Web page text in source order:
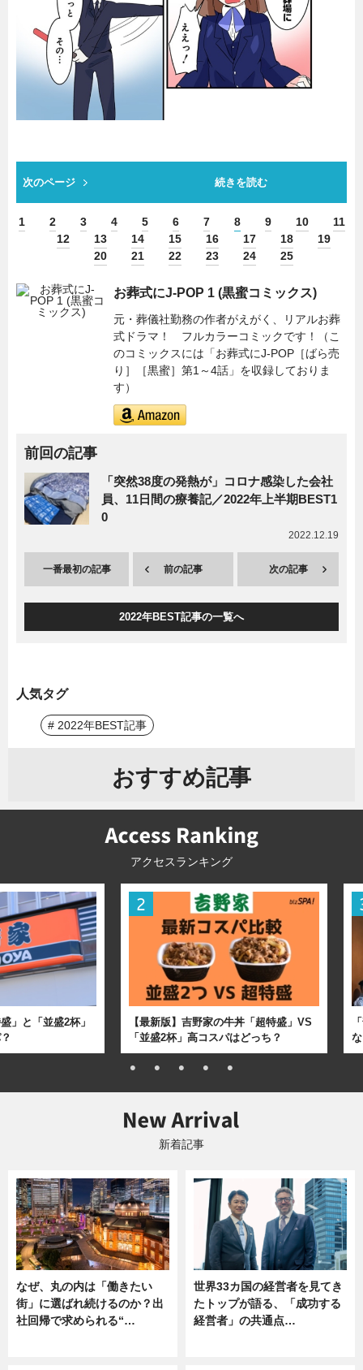
次のページ 続きを読む
1 2 3 4 5 6 7 8 9 10
11
12
13 14 15 16 17 18
19
20
21 22 23 24 25
お葬式にJ-POP 1 (黒蜜コミックス)
元・葬儀社勤務の作者がえがく、リアルお葬
式ドラマ！ フルカラーコミックです！（こ
のコミックスには「お葬式にJ-POP［ばら売
り］［黒蜜］第1～4話」を収録しておりま
す）
前回の記事
「突然38度の発熱が」コロナ感染した会社
員、11日間の療養記／2022年上半期BEST1
0
2022.12.19
一番最初の記事 前の記事 次の記事
2022年BEST記事の一覧へ
人気タグ
# 2022年BEST記事
おすすめ記事
アクセスランキング
」と「並盛2杯」
【最新版】吉野家の牛丼「超特盛」VS
「並盛2杯」高コスパはどっち？
新着記事
なぜ、丸の内は「働きたい
街」に選ばれ続けるのか？出
社回帰で求められる“…
世界33カ国の経営者を見てき
たトップが語る、「成功する
経営者」の共通点…